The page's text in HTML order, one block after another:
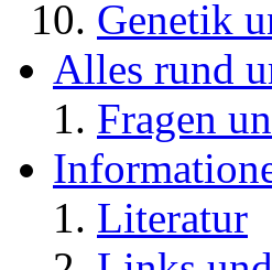
Genetik
Alles rund
Fragen
Literatur